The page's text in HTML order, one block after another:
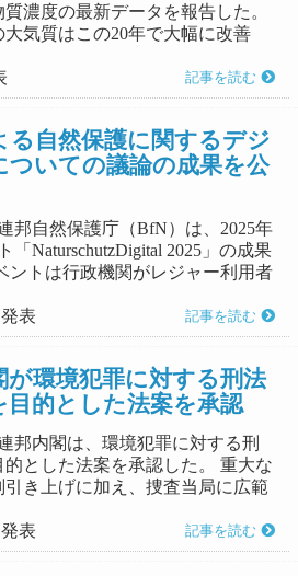
濃度の最新データを報告した。
気質はこの20年で大幅に改善
記事を読む
る自然保護に関するデジ
ついての議論の成果を公
邦自然保護庁（BfN）は、2025年
「NaturschutzDigital 2025」の成果
ントは行政機関がレジャー利用者
表
記事を読む
が環境犯罪に対する刑法
目的とした法案を承認
邦内閣は、環境犯罪に対する刑
とした法案を承認した。 重大な
き上げに加え、捜査当局に広範
表
記事を読む